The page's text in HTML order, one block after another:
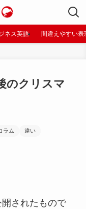
ネス英語 間違えやすい表
のクリスマ
ラム
違い
されたもので